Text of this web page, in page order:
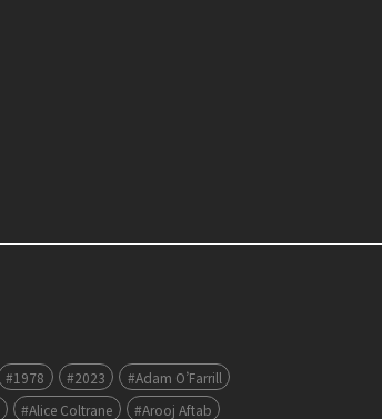
#1978 #2023
#Adam O’Farrill
#Alice Coltrane #Arooj Aftab